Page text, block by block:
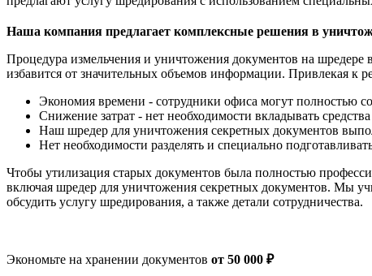
Наша компания предлагает комплексные решения в
Процедура измельчения и уничтожения документов на шредере
избавится от значительных объемов информации. Привлекая
Экономия времени - сотрудники офиса могут полностью
Снижение затрат - нет необходимости вкладывать
Наш шредер для уничтожения секретных документов
Нет необходимости разделять и специально
Чтобы утилизация старых документов была полностью
включая шредер для уничтожения секретных документов. Мы
обсудить услугу шредирования, а также детали сотрудничества.
Экономьте на хранении документов от 50 000 ₽